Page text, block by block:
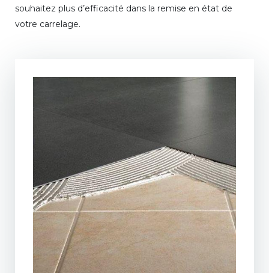
souhaitez plus d’efficacité dans la remise en état de
votre carrelage.